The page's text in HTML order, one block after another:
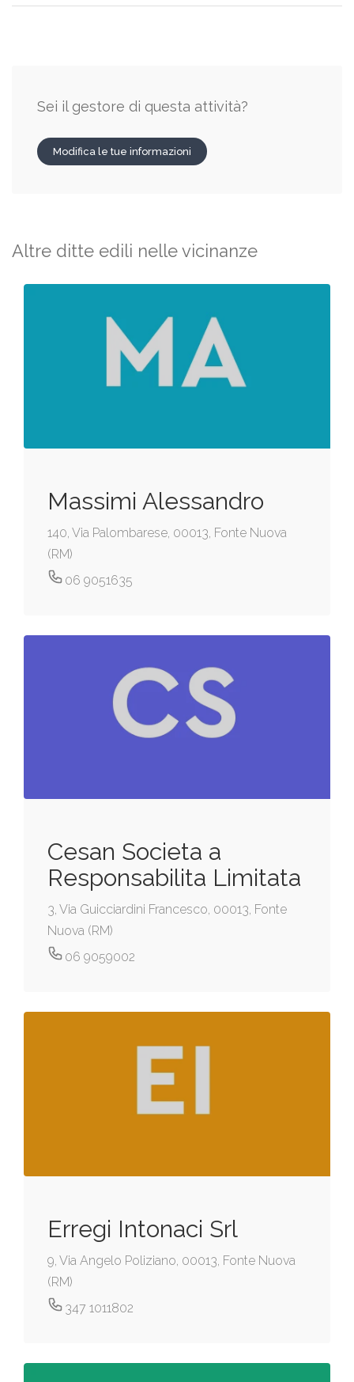
Sei il gestore di questa attività?
Modifica le tue informazioni
Altre ditte edili nelle vicinanze
Massimi Alessandro
140, Via Palombarese, 00013, Fonte Nuova
(RM)
06 9051635
Cesan Societa a
Responsabilita Limitata
3, Via Guicciardini Francesco, 00013, Fonte
Nuova (RM)
06 9059002
Erregi Intonaci Srl
9, Via Angelo Poliziano, 00013, Fonte Nuova
(RM)
347 1011802